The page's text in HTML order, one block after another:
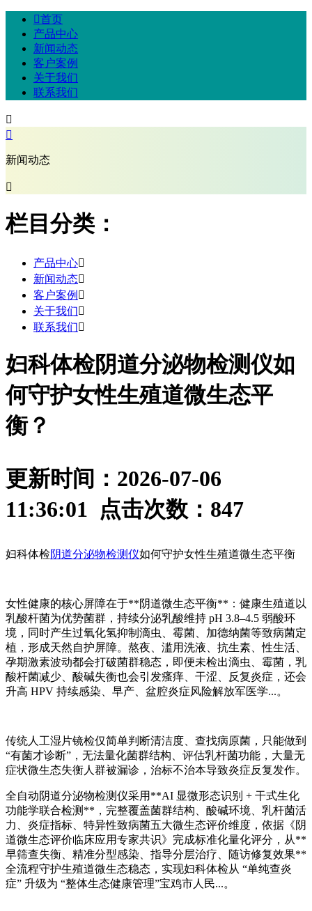
首页
产品中心
新闻动态
客户案例
关于我们
联系我们


新闻动态

栏目分类：
产品中心
新闻动态
客户案例 
关于我们
联系我们
妇科体检阴道分泌物检测仪如
何守护女性生殖道微生态平
衡？
更新时间：2026-07-06
11:36:01 点击次数： 847
妇科体检阴道分泌物检测仪如何守护女性生殖道微生态平衡
女性健康的核心屏障在于**阴道微生态平衡**：健康生殖道以
乳酸杆菌为优势菌群，持续分泌乳酸维持 pH 3.8–4.5 弱酸环
境，同时产生过氧化氢抑制滴虫、霉菌、加德纳菌等致病菌定
植，形成天然自护屏障。熬夜、滥用洗液、抗生素、性生活、
孕期激素波动都会打破菌群稳态，即便未检出滴虫、霉菌，乳
酸杆菌减少、酸碱失衡也会引发瘙痒、干涩、反复炎症，还会
升高 HPV 持续感染、早产、盆腔炎症风险解放军医学...。
传统人工湿片镜检仅简单判断清洁度、查找病原菌，只能做到
“有菌才诊断”，无法量化菌群结构、评估乳杆菌功能，大量无
症状微生态失衡人群被漏诊，治标不治本导致炎症反复发作。
全自动阴道分泌物检测仪采用**AI 显微形态识别 + 干式生化
功能学联合检测**，完整覆盖菌群结构、酸碱环境、乳杆菌活
力、炎症指标、特异性致病菌五大微生态评价维度，依据《阴
道微生态评价临床应用专家共识》完成标准化量化评分，从**
早筛查失衡、精准分型感染、指导分层治疗、随访修复效果**
全流程守护生殖道微生态稳态，实现妇科体检从 “单纯查炎
症” 升级为 “整体生态健康管理”宝鸡市人民...。